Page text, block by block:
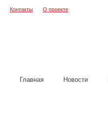
Контакты О проекте
Главная Новости